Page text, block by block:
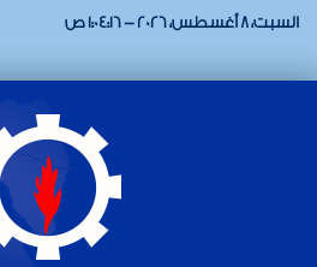
السبت، 8 أغسطس، 2026 - 1:04:16 ص